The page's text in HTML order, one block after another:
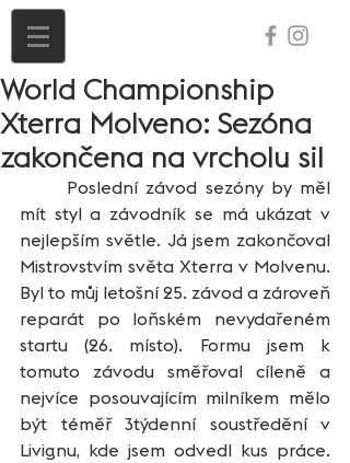
World Championship
Xterra Molveno: Sezóna
zakončena na vrcholu sil
mít styl a závodník se má ukázat v
nejlepším světle. Já jsem zakončoval
Mistrovstvím světa Xterra v Molvenu.
Byl to můj letošní 25. závod a zároveň
reparát po loňském nevydařeném
startu (26. místo). Formu jsem k
tomuto závodu směřoval cíleně a
nejvíce posouvajícím milníkem mělo
být téměř 3týdenní soustředění v
Livignu, kde jsem odvedl kus práce.